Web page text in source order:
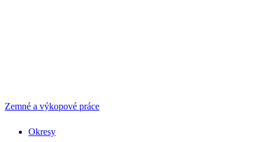
Zemné a výkopové práce
Okresy